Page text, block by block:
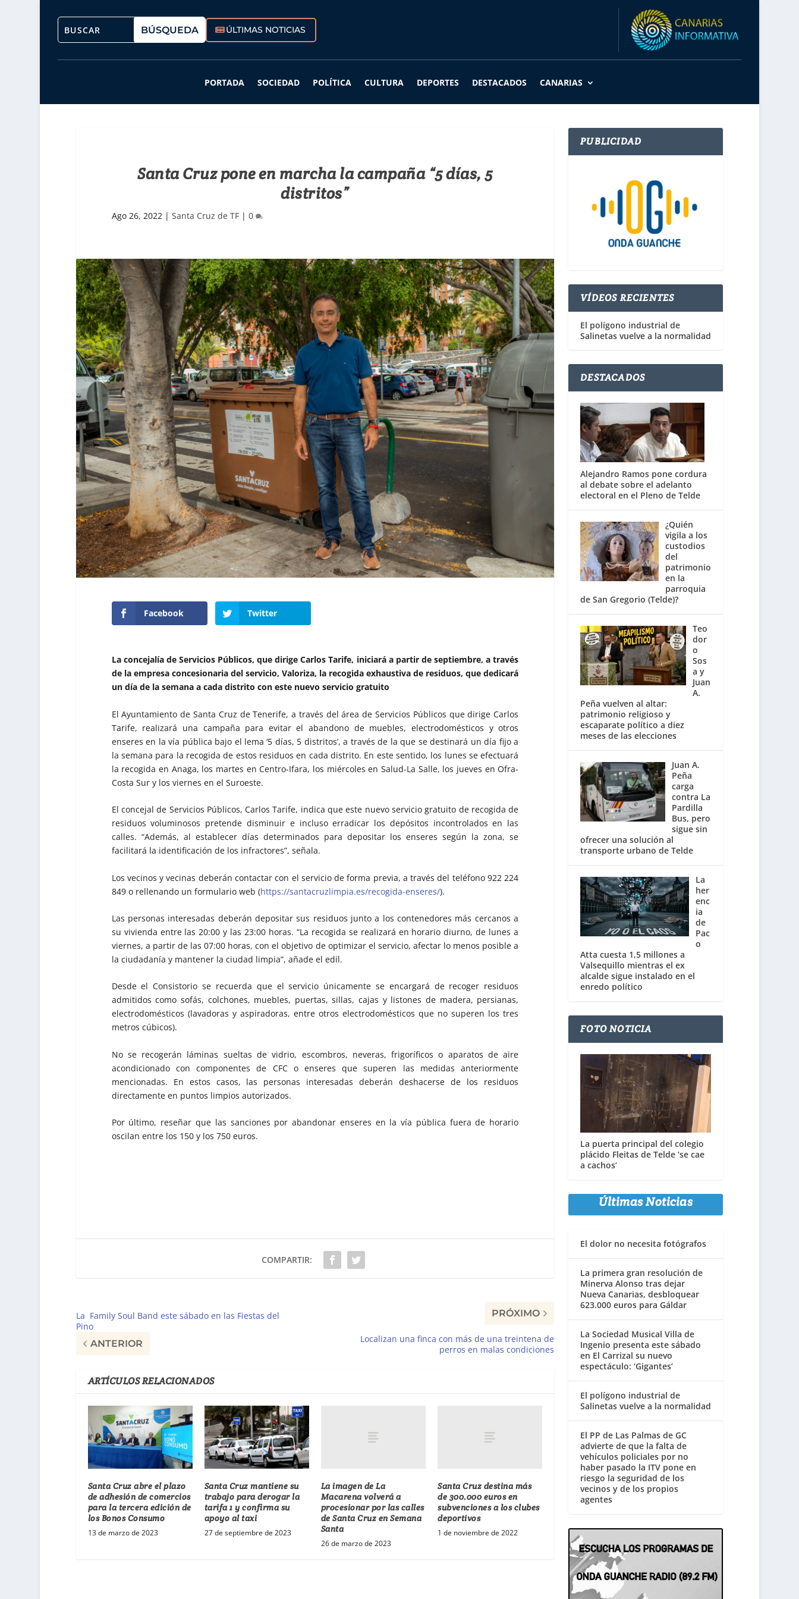
ÚLTIMAS NOTICIAS
PORTADA SOCIEDAD POLÍTICA CULTURA DEPORTES DESTACADOS CANARIAS
Santa Cruz pone en marcha la campaña “5 días, 5
distritos”
Ago 26, 2022| Santa Cruz de TF| 0
Facebook Twitter
La concejalía de Servicios Públicos, que dirige Carlos Tarife, iniciará a partir de septiembre, a través
de la empresa concesionaria del servicio, Valoriza, la recogida exhaustiva de residuos, que dedicará
un día de la semana a cada distrito con este nuevo servicio gratuito
El Ayuntamiento de Santa Cruz de Tenerife, a través del área de Servicios Públicos que dirige Carlos
Tarife, realizará una campaña para evitar el abandono de muebles, electrodomésticos y otros
enseres en la vía pública bajo el lema ‘5 días, 5 distritos’, a través de la que se destinará un día fijo a
la semana para la recogida de estos residuos en cada distrito. En este sentido, los lunes se efectuará
la recogida en Anaga, los martes en Centro-Ifara, los miércoles en Salud-La Salle, los jueves en Ofra-
Costa Sur y los viernes en el Suroeste.
El concejal de Servicios Públicos, Carlos Tarife, indica que este nuevo servicio gratuito de recogida de
residuos voluminosos pretende disminuir e incluso erradicar los depósitos incontrolados en las
calles. “Además, al establecer días determinados para depositar los enseres según la zona, se
facilitará la identificación de los infractores”, señala.
Los vecinos y vecinas deberán contactar con el servicio de forma previa, a través del teléfono 922 224
849 o rellenando un formulario web (https://santacruzlimpia.es/recogida-enseres/).
Las personas interesadas deberán depositar sus residuos junto a los contenedores más cercanos a
su vivienda entre las 20:00 y las 23:00 horas. “La recogida se realizará en horario diurno, de lunes a
viernes, a partir de las 07:00 horas, con el objetivo de optimizar el servicio, afectar lo menos posible a
la ciudadanía y mantener la ciudad limpia”, añade el edil.
Desde el Consistorio se recuerda que el servicio únicamente se encargará de recoger residuos
admitidos como sofás, colchones, muebles, puertas, sillas, cajas y listones de madera, persianas,
electrodomésticos (lavadoras y aspiradoras, entre otros electrodomésticos que no superen los tres
metros cúbicos).
No se recogerán láminas sueltas de vidrio, escombros, neveras, frigoríficos o aparatos de aire
acondicionado con componentes de CFC o enseres que superen las medidas anteriormente
mencionadas. En estos casos, las personas interesadas deberán deshacerse de los residuos
directamente en puntos limpios autorizados.
Por último, reseñar que las sanciones por abandonar enseres en la vía pública fuera de horario
oscilan entre los 150 y los 750 euros.
COMPARTIR:
La Family Soul Band este sábado en las Fiestas del
Pino
ANTERIOR
PRÓXIMO
Localizan una finca con más de una treintena de
perros en malas condiciones
ARTÍCULOS RELACIONADOS
Santa Cruz abre el plazo
de adhesión de comercios
para la tercera edición de
los Bonos Consumo
13 de marzo de 2023
Santa Cruz mantiene su
trabajo para derogar la
tarifa 1 y confirma su
apoyo al taxi
27 de septiembre de 2023
La imagen de La
Macarena volverá a
procesionar por las calles
de Santa Cruz en Semana
Santa
26 de marzo de 2023
Santa Cruz destina más
de 300.000 euros en
subvenciones a los clubes
deportivos
1 de noviembre de 2022
PUBLICIDAD
VÍDEOS RECIENTES
El polígono industrial de
Salinetas vuelve a la normalidad
DESTACADOS
Alejandro Ramos pone cordura
al debate sobre el adelanto
electoral en el Pleno de Telde
¿Quién
vigila a los
custodios
del
patrimonio
en la
parroquia
de San Gregorio (Telde)?
Teo
dor
o
Sos
a y
Juan
A.
Peña vuelven al altar:
patrimonio religioso y
escaparate político a diez
meses de las elecciones
Juan A.
Peña
carga
contra La
Pardilla
Bus, pero
sigue sin
ofrecer una solución al
transporte urbano de Telde
La
her
enc
ia
de
Pac
o
Atta cuesta 1,5 millones a
Valsequillo mientras el ex
alcalde sigue instalado en el
enredo político
FOTO NOTICIA
La puerta principal del colegio
plácido Fleitas de Telde ‘se cae
a cachos’
Últimas Noticias
El dolor no necesita fotógrafos
La primera gran resolución de
Minerva Alonso tras dejar
Nueva Canarias, desbloquear
623.000 euros para Gáldar
La Sociedad Musical Villa de
Ingenio presenta este sábado
en El Carrizal su nuevo
espectáculo: ‘Gigantes’
El polígono industrial de
Salinetas vuelve a la normalidad
El PP de Las Palmas de GC
advierte de que la falta de
vehículos policiales por no
haber pasado la ITV pone en
riesgo la seguridad de los
vecinos y de los propios
agentes